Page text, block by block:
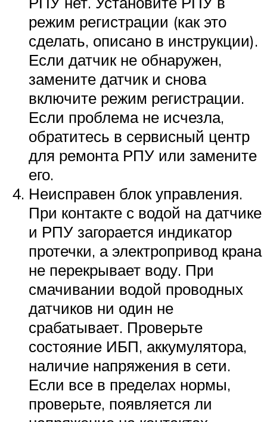
режим регистрации (как это
сделать, описано в инструкции).
Если датчик не обнаружен,
замените датчик и снова
включите режим регистрации.
Если проблема не исчезла,
обратитесь в сервисный центр
для ремонта РПУ или замените
его.
Неисправен блок управления.
При контакте с водой на датчике
и РПУ загорается индикатор
протечки, а электропривод крана
не перекрывает воду. При
смачивании водой проводных
датчиков ни один не
срабатывает. Проверьте
состояние ИБП, аккумулятора,
наличие напряжения в сети.
Если все в пределах нормы,
проверьте, появляется ли